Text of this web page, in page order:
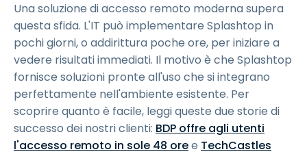
Una soluzione di accesso remoto moderna supera
questa sfida. L'IT può implementare Splashtop in
pochi giorni, o addirittura poche ore, per iniziare a
vedere risultati immediati. Il motivo è che Splashtop
fornisce soluzioni pronte all'uso che si integrano
perfettamente nell'ambiente esistente. Per
scoprire quanto è facile, leggi queste due storie di
successo dei nostri clienti: BDP offre agli utenti
l'accesso remoto in sole 48 oree TechCastles